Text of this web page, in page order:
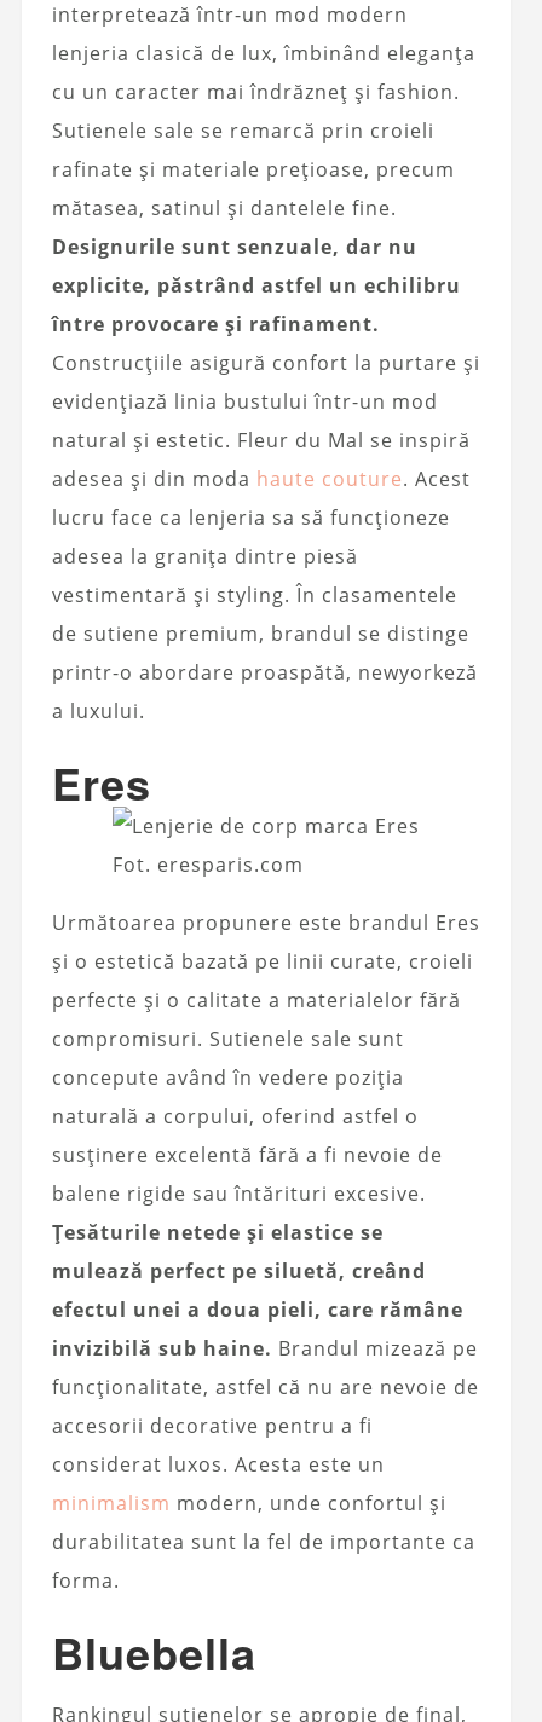
interpretează într-un mod modern
lenjeria clasică de lux, îmbinând eleganța
cu un caracter mai îndrăzneț și fashion.
Sutienele sale se remarcă prin croieli
rafinate și materiale prețioase, precum
mătasea, satinul și dantelele fine.
Designurile sunt senzuale, dar nu
explicite, păstrând astfel un echilibru
între provocare și rafinament.
Construcțiile asigură confort la purtare și
evidențiază linia bustului într-un mod
natural și estetic. Fleur du Mal se inspiră
adesea și din moda haute couture. Acest
lucru face ca lenjeria sa să funcționeze
adesea la granița dintre piesă
vestimentară și styling. În clasamentele
de sutiene premium, brandul se distinge
printr-o abordare proaspătă, newyorkeză
a luxului.
Eres
Fot. eresparis.com
Următoarea propunere este brandul Eres
și o estetică bazată pe linii curate, croieli
perfecte și o calitate a materialelor fără
compromisuri. Sutienele sale sunt
concepute având în vedere poziția
naturală a corpului, oferind astfel o
susținere excelentă fără a fi nevoie de
balene rigide sau întărituri excesive.
Țesăturile netede și elastice se
mulează perfect pe siluetă, creând
efectul unei a doua pieli, care rămâne
invizibilă sub haine. Brandul mizează pe
funcționalitate, astfel că nu are nevoie de
accesorii decorative pentru a fi
considerat luxos. Acesta este un
minimalism modern, unde confortul și
durabilitatea sunt la fel de importante ca
forma.
Bluebella
Rankingul sutienelor se apropie de final,